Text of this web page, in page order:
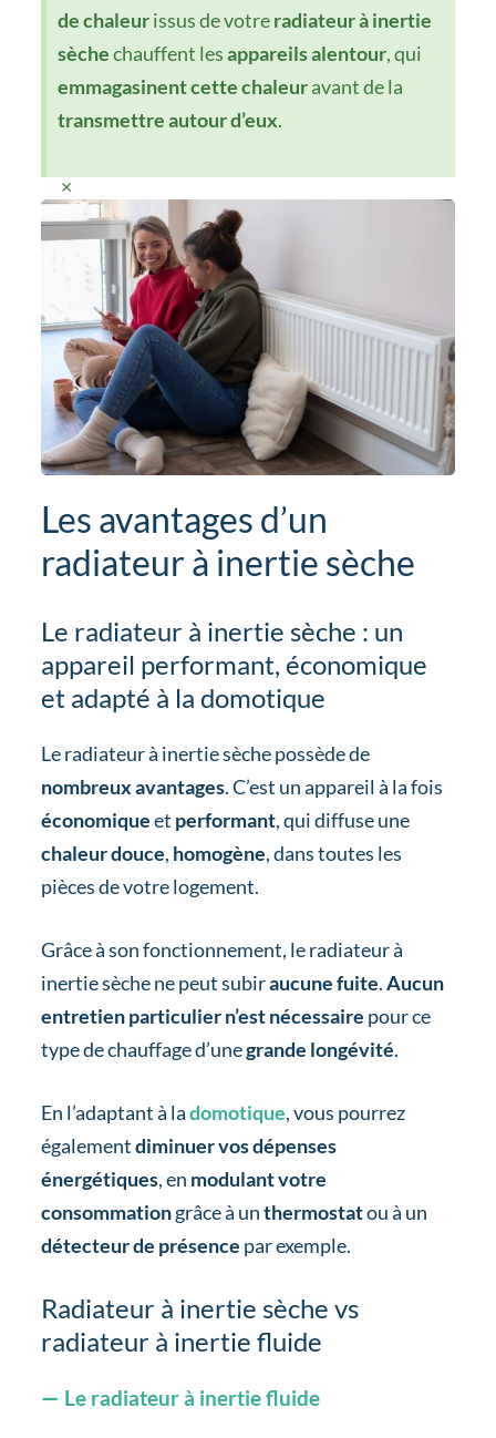
de chaleurissus de votreradiateur à inertie
sèchechauffent lesappareils alentour, qui
emmagasinent cette chaleuravant de la
transmettre autour d’eux.
×
Les avantages d’un
radiateur à inertie sèche
Le radiateur à inertie sèche : un
appareil performant, économique
et adapté à la domotique
Le radiateur à inertie sèche possède de
nombreux avantages. C’est un appareil à la fois
économiqueet performant, qui diffuse une
chaleur douce, homogène, dans toutes les
pièces de votre logement.
Grâce à son fonctionnement, le radiateur à
inertie sèche ne peut subiraucune fuite.Aucun
entretien particulier n’est nécessaire pour ce
type de chauffage d’unegrande longévité.
En l’adaptant à ladomotique, vous pourrez
égalementdiminuer vos dépenses
énergétiques, en modulant votre
consommationgrâce à unthermostatou à un
détecteur de présence par exemple.
Radiateur à inertie sèche vs
radiateur à inertie fluide
Le radiateur à inertie fluide